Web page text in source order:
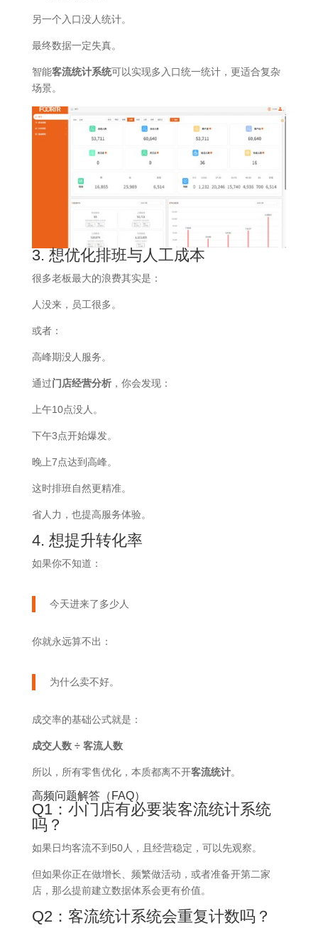
另一个入口没人统计。
最终数据一定失真。
智能客流统计系统可以实现多入口统一统计，更适合复杂
场景。
3. 想优化排班与人工成本
很多老板最大的浪费其实是：
人没来，员工很多。
或者：
高峰期没人服务。
通过门店经营分析，你会发现：
上午10点没人。
下午3点开始爆发。
晚上7点达到高峰。
这时排班自然更精准。
省人力，也提高服务体验。
4. 想提升转化率
如果你不知道：
今天进来了多少人
你就永远算不出：
为什么卖不好。
成交率的基础公式就是：
成交人数 ÷ 客流人数
所以，所有零售优化，本质都离不开客流统计。
高频问题解答（FAQ）
Q1：小门店有必要装客流统计系统
吗？
如果日均客流不到50人，且经营稳定，可以先观察。
但如果你正在做增长、频繁做活动，或者准备开第二家
店，那么提前建立数据体系会更有价值。
Q2：客流统计系统会重复计数吗？